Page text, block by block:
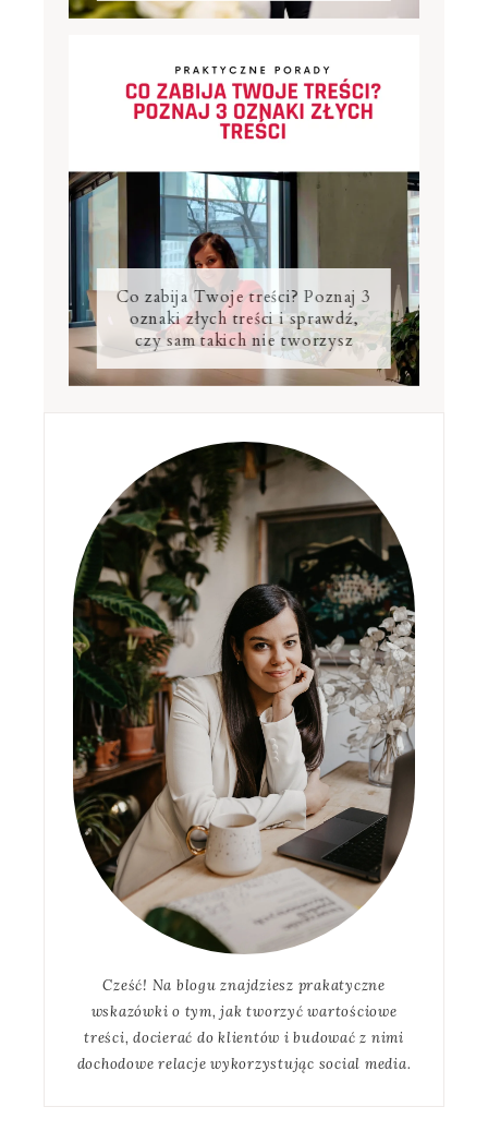
Co zabija Twoje treści? Poznaj 3
oznaki złych treści i sprawdź,
czy sam takich nie tworzysz
Cześć! Na blogu znajdziesz prakatyczne
wskazówki o tym, jak tworzyć wartościowe
treści, docierać do klientów i budować z nimi
dochodowe relacje wykorzystując social media.